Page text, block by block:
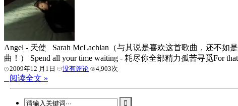
Angel - 天使 Sarah McLachlan（与其说是喜欢这首歌曲，还不
曲！） Spend all your time waiting - 耗尽你全部精力孤苦寻觅For
2009年12 月1日 没有评论 4,903次
阅读全文 »